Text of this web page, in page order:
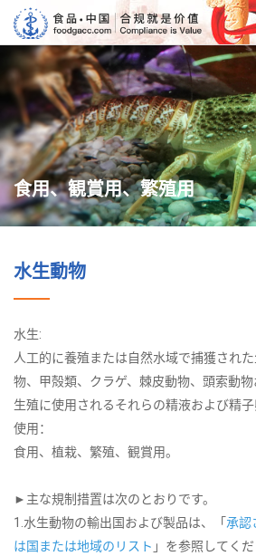
食用、観賞用、繁殖用
水生動物
水生:
人工的に養殖または自然水域で捕獲され
物、甲殻類、クラゲ、棘皮動物、頭索動物
生殖に使用されるそれらの精液および精子
使用：
食用、植栽、繁殖、観賞用。
►主な規制措置は次のとおりです。
1.水生動物の輸出国および製品は、「 承認
は国または地域のリスト 」を参照してくだ